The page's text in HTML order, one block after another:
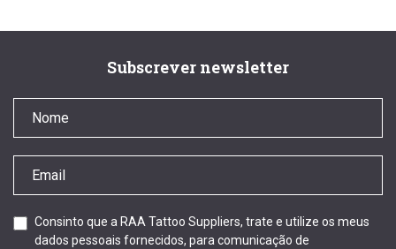
Subscrever newsletter
Consinto que a RAA Tattoo Suppliers, trate e utilize os meus
dados pessoais fornecidos, para comunicação de